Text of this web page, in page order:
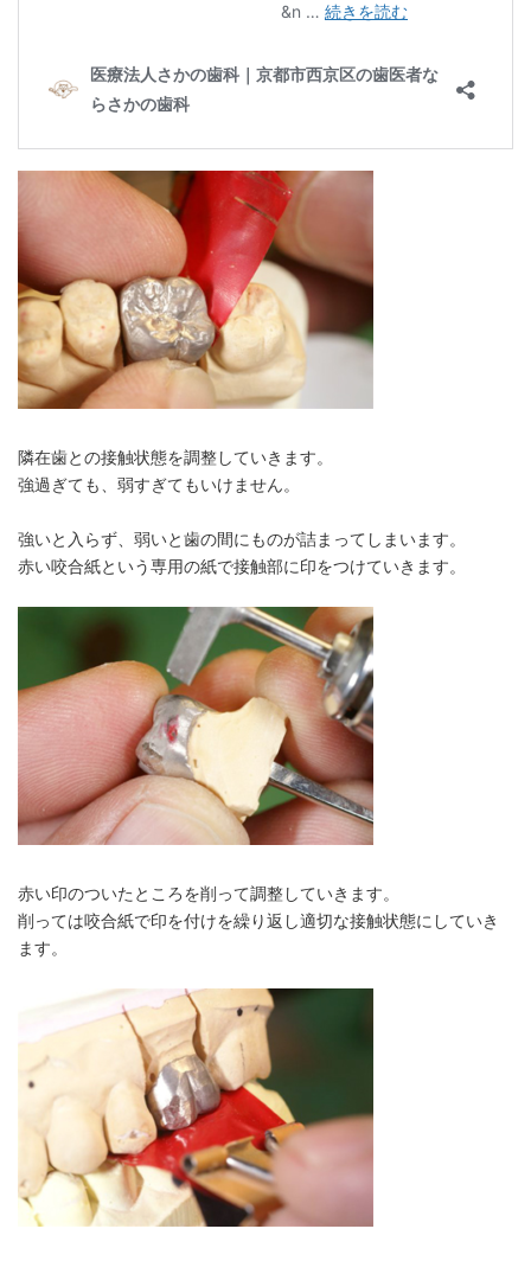
隣在歯との接触状態を調整していきます。
強過ぎても、弱すぎてもいけません。
強いと入らず、弱いと歯の間にものが詰まってしまいます。
赤い咬合紙という専用の紙で接触部に印をつけていきます。
赤い印のついたところを削って調整していきます。
削っては咬合紙で印を付けを繰り返し適切な接触状態にしていき
ます。